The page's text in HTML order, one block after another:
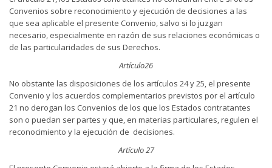
Convenios sobre reconocimiento y ejecución de decisiones a las
que sea aplicable el presente Convenio, salvo si lo juzgan
necesario, especialmente en razón de sus relaciones económicas o
de las particularidades de sus Derechos.
Artículo26
No obstante las disposiciones de los artículos 24 y 25, el presente
Convenio y los acuerdos complementarios previstos por el artículo
21 no derogan los Convenios de los que los Estados contratantes
son o puedan ser partes y que, en materias particulares, regulen el
reconocimiento y la ejecución de decisiones.
Artículo 27